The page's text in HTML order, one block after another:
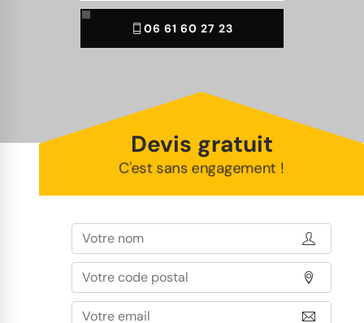
06 61 60 27 23
Devis gratuit
C'est sans engagement !